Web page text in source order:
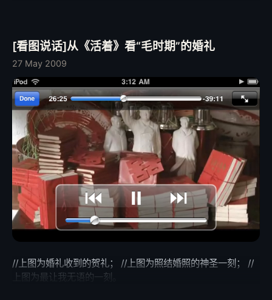
[看图说话]从《活着》看“毛时期”的婚礼
27 May 2009
//上图为婚礼收到的贺礼； //上图为照结婚照的神圣一刻； //
上图为最让我无语的一刻。